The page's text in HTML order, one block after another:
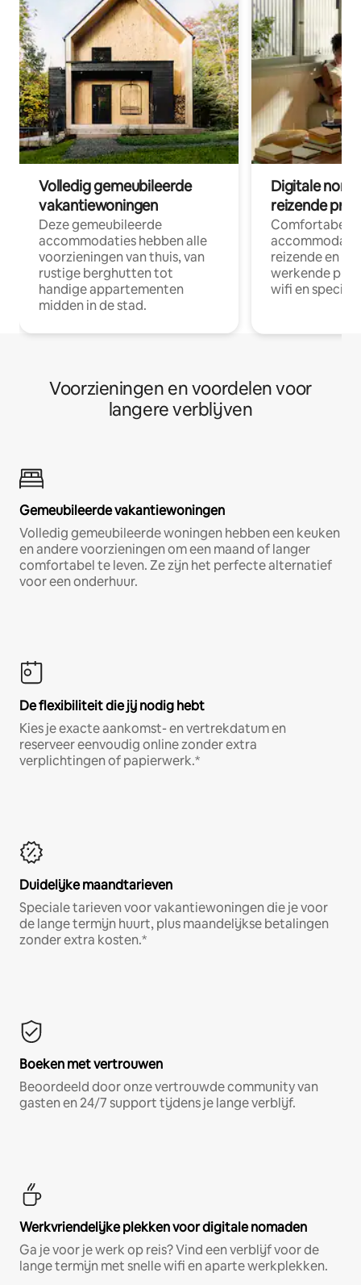
Volledig gemeubileerde
vakantiewoningen
Deze gemeubileerde
accommodaties hebben alle
voorzieningen van thuis, van
rustige berghutten tot
handige appartementen
midden in de stad.
Digitale
reizende
Comfortabele
reizende en
werkende
wifi en
Voorzieningen en voordelen voor
langere verblijven
Gemeubileerde vakantiewoningen
Volledig gemeubileerde woningen hebben een keuken
en andere voorzieningen om een maand of langer
comfortabel te leven. Ze zijn het perfecte alternatief
voor een onderhuur.
De flexibiliteit die jij nodig hebt
Kies je exacte aankomst- en vertrekdatum en
reserveer eenvoudig online zonder extra
verplichtingen of papierwerk.*
Duidelijke maandtarieven
Speciale tarieven voor vakantiewoningen die je voor
de lange termijn huurt, plus maandelijkse betalingen
zonder extra kosten.*
Boeken met vertrouwen
Beoordeeld door onze vertrouwde community van
gasten en 24/7 support tijdens je lange verblijf.
Werkvriendelijke plekken voor digitale nomaden
Ga je voor je werk op reis? Vind een verblijf voor de
lange termijn met snelle wifi en aparte werkplekken.